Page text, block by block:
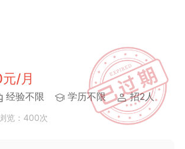
/月
经验不限 学历不限 招2人
览：400次